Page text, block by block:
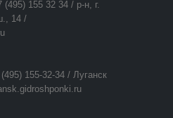
(495) 155 32 34 / р-н, г.
14 /
155-32-34 / Луганск